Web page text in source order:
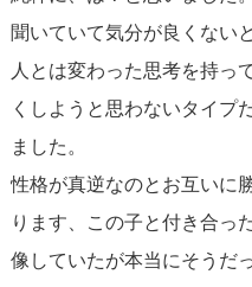
聞いていて気分が良くない
人とは変わった思考を持っ
くしようと思わないタイプ
ました。
性格が真逆なのとお互いに
ります、この子と付き合っ
像していたが本当にそうだ